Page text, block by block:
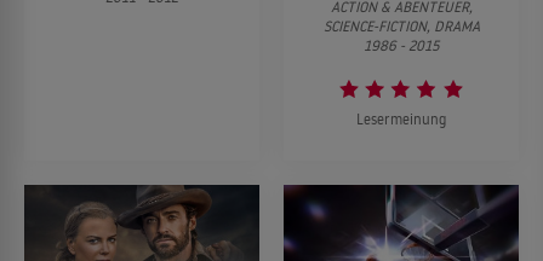
ACTION & ABENTEUER,
SCIENCE-FICTION, DRAMA
1986 - 2015
Lesermeinung